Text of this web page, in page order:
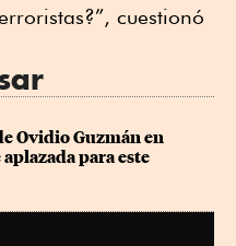
cuestionó
Ovidio Guzmán en
para este